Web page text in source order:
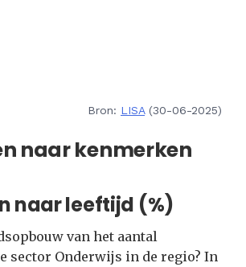
Bron: LISA(30-06-2025)
naar kenmerken
naar leeftijd (%)
van het aantal
sector Onderwijs in de regio? In